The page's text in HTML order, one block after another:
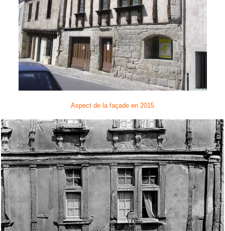
Aspect de la façade en 2015